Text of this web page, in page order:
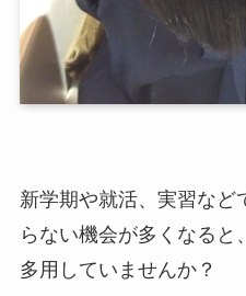
新学期や就活、実習など
らない機会が多くなると
多用していませんか？